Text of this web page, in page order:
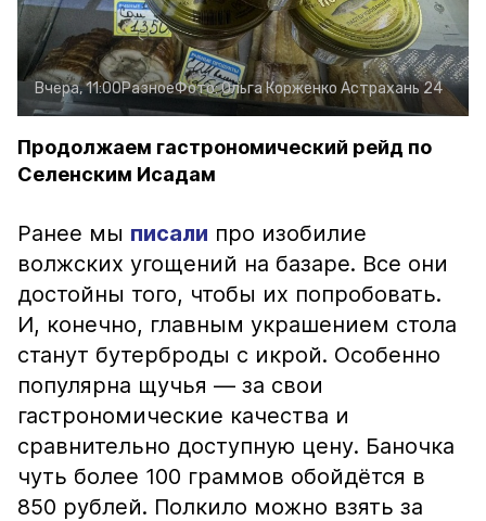
Вчера, 11:00РазноеФото:Ольга Корженко Астрахань 24
Продолжаем гастрономический рейд по
Селенским Исадам
Ранее мы писали про изобилие
волжских угощений на базаре. Все они
достойны того, чтобы их попробовать.
И, конечно, главным украшением стола
станут бутерброды с икрой. Особенно
популярна щучья — за свои
гастрономические качества и
сравнительно доступную цену. Баночка
чуть более 100 граммов обойдётся в
850 рублей. Полкило можно взять за